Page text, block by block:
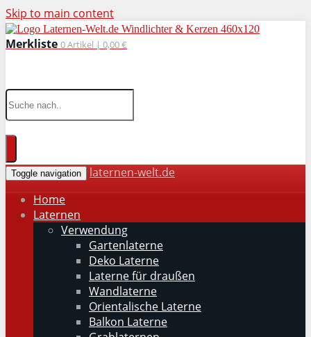
Skip to main content
Merkliste 0Artikel | 0,00 €
Toggle navigation
laternen-welt.de
Home
Laternen
Verwendung
Gartenlaterne
Deko Laterne
Laterne für draußen
Wandlaterne
Orientalische Laterne
Balkon Laterne